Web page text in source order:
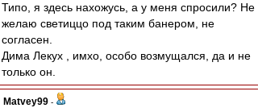
Типо, я здесь нахожусь, а у меня спросили? Не
желаю светиццо под таким банером, не
согласен.
Дима Лекух , имхо, особо возмущался, да и не
только он.
Matvey99 -